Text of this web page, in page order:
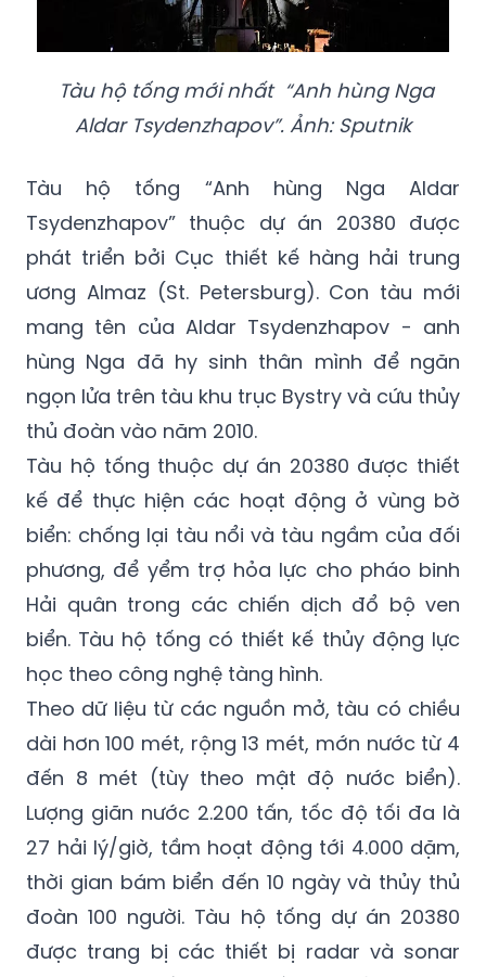
Aldar Tsydenzhapov”. Ảnh: Sputnik
Tàu hộ tống “Anh hùng Nga Aldar
Tsydenzhapov” thuộc dự án 20380 được
phát triển bởi Cục thiết kế hàng hải trung
ương Almaz (St. Petersburg). Con tàu mới
mang tên của Aldar Tsydenzhapov - anh
hùng Nga đã hy sinh thân mình để ngăn
ngọn lửa trên tàu khu trục Bystry và cứu thủy
thủ đoàn vào năm 2010.
Tàu hộ tống thuộc dự án 20380 được thiết
kế để thực hiện các hoạt động ở vùng bờ
biển: chống lại tàu nổi và tàu ngầm của đối
phương, để yểm trợ hỏa lực cho pháo binh
Hải quân trong các chiến dịch đổ bộ ven
biển. Tàu hộ tống có thiết kế thủy động lực
học theo công nghệ tàng hình.
Theo dữ liệu từ các nguồn mở, tàu có chiều
dài hơn 100 mét, rộng 13 mét, mớn nước từ 4
đến 8 mét (tùy theo mật độ nước biển).
Lượng giãn nước 2.200 tấn, tốc độ tối đa là
27 hải lý/giờ, tầm hoạt động tới 4.000 dặm,
thời gian bám biển đến 10 ngày và thủy thủ